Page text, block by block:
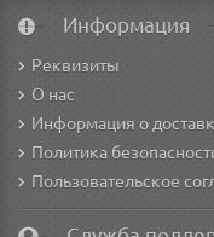
Информация
Реквизиты
О нас
Информация о
Политика
Пользовательское